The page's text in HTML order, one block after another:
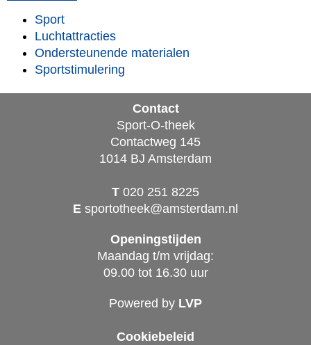
Sport
Luchtattracties
Ondersteunende materialen
Sportstimulering
Contact
Sport-O-theek
Contactweg 145
1014 BJ Amsterdam
T 020 251 8225
E sportotheek@amsterdam.nl
Openingstijden
Maandag t/m vrijdag:
09.00 tot 16.30 uur
Powered by LVP
Cookiebeleid